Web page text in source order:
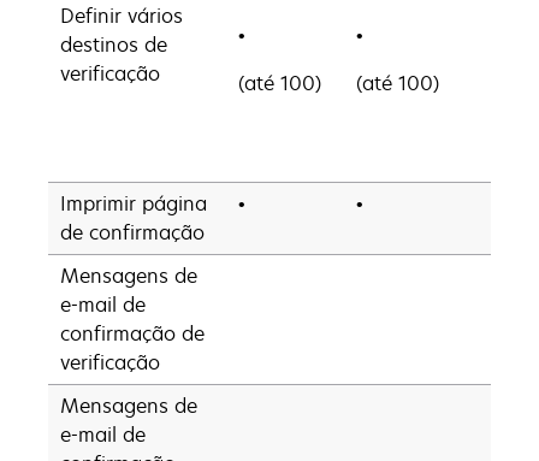
Definir vários
destinos de
verificação
•
(até 100)
•
(até 100)
Imprimir página
de confirmação
• •
Mensagens de
e-mail de
confirmação de
verificação
Mensagens de
e-mail de